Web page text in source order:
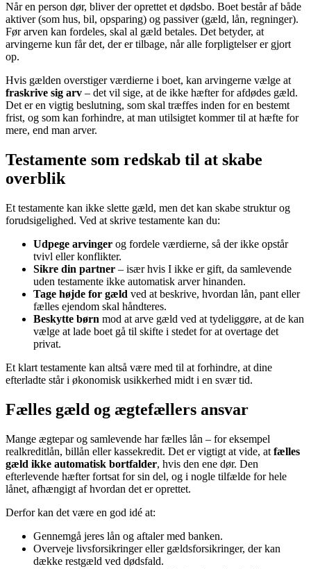
Når en person dør, bliver der oprettet et dødsbo. Boet består af både
aktiver (som hus, bil, opsparing) og passiver (gæld, lån, regninger).
Før arven kan fordeles, skal al gæld betales. Det betyder, at
arvingerne kun får det, der er tilbage, når alle forpligtelser er gjort
op.
Hvis gælden overstiger værdierne i boet, kan arvingerne vælge at
fraskrive sig arv – det vil sige, at de ikke hæfter for afdødes gæld.
Det er en vigtig beslutning, som skal træffes inden for en bestemt
frist, og som kan forhindre, at man utilsigtet kommer til at hæfte for
mere, end man arver.
Testamente som redskab til at skabe
overblik
Et testamente kan ikke slette gæld, men det kan skabe struktur og
forudsigelighed. Ved at skrive testamente kan du:
Udpege arvinger og fordele værdierne, så der ikke opstår
tvivl eller konflikter.
Sikre din partner – især hvis I ikke er gift, da samlevende
uden testamente ikke automatisk arver hinanden.
Tage højde for gæld ved at beskrive, hvordan lån, pant eller
fælles ejendom skal håndteres.
Beskytte børn mod at arve gæld ved at tydeliggøre, at de kan
vælge at lade boet gå til skifte i stedet for at overtage det
privat.
Et klart testamente kan altså være med til at forhindre, at dine
efterladte står i økonomisk usikkerhed midt i en svær tid.
Fælles gæld og ægtefællers ansvar
Mange ægtepar og samlevende har fælles lån – for eksempel
realkreditlån, billån eller kassekredit. Det er vigtigt at vide, at fælles
gæld ikke automatisk bortfalder, hvis den ene dør. Den
efterlevende hæfter fortsat for sin del, og i nogle tilfælde for hele
lånet, afhængigt af hvordan det er oprettet.
Derfor kan det være en god idé at:
Gennemgå jeres lån og aftaler med banken.
Overveje livsforsikringer eller gældsforsikringer, der kan
dække restgæld ved dødsfald.